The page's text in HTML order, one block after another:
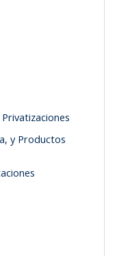
y Productos